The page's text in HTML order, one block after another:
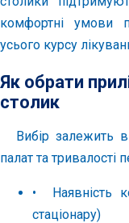
комфортні умови
усього курсу
Як обрати
столик
Вибір залежить
палат та тривалості
•
Наявність
стаціонару)